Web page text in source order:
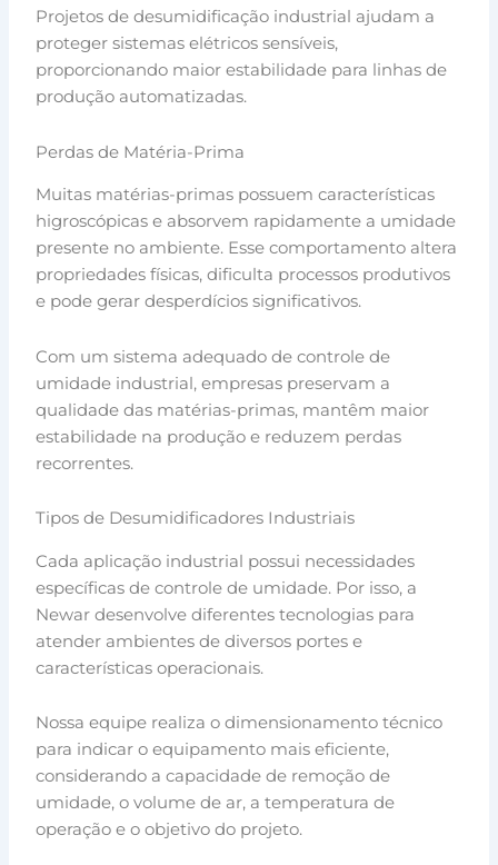
Projetos de desumidificação industrial ajudam a
proteger sistemas elétricos sensíveis,
proporcionando maior estabilidade para linhas de
produção automatizadas.
Perdas de Matéria-Prima
Muitas matérias-primas possuem características
higroscópicas e absorvem rapidamente a umidade
presente no ambiente. Esse comportamento altera
propriedades físicas, dificulta processos produtivos
e pode gerar desperdícios significativos.
Com um sistema adequado de controle de
umidade industrial, empresas preservam a
qualidade das matérias-primas, mantêm maior
estabilidade na produção e reduzem perdas
recorrentes.
Tipos de Desumidificadores Industriais
Cada aplicação industrial possui necessidades
específicas de controle de umidade. Por isso, a
Newar desenvolve diferentes tecnologias para
atender ambientes de diversos portes e
características operacionais.
Nossa equipe realiza o dimensionamento técnico
para indicar o equipamento mais eficiente,
considerando a capacidade de remoção de
umidade, o volume de ar, a temperatura de
operação e o objetivo do projeto.